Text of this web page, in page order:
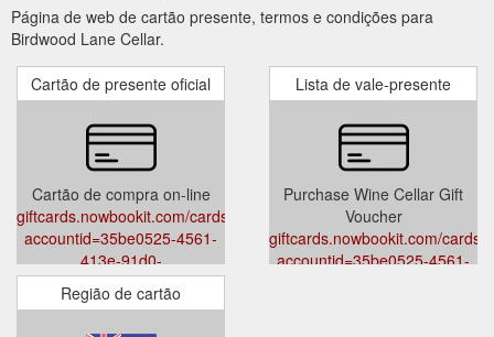
Página de web de cartão presente, termos e condições para
Birdwood Lane Cellar.
Cartão de presente oficial
Cartão de compra on-line
giftcards.nowbookit.com/cards?
accountid=35be0525-4561-
413e-91d0-
53fa725ea755&venueid=5760&theme=blueGrey&accent=0,149,135
Lista de vale-presente
Purchase Wine Cellar Gift
Voucher
giftcards.nowbookit.com/cards?
accountid=35be0525-4561-
Região de cartão